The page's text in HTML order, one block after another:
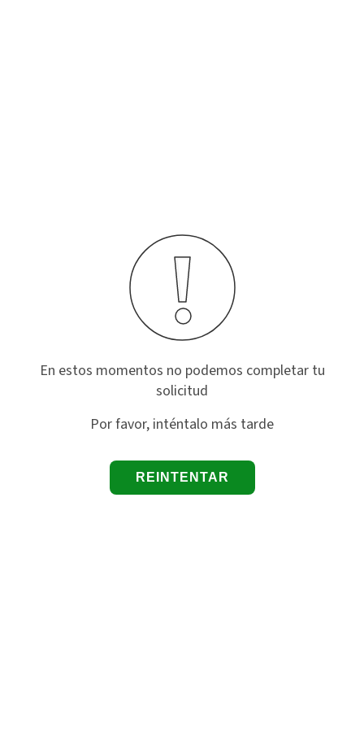
En estos momentos no podemos completar tu
solicitud
Por favor, inténtalo más tarde
REINTENTAR